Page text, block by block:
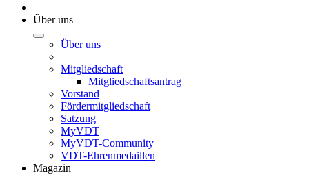
Über uns
Über uns
Mitgliedschaft
Mitgliedschaftsantrag
Vorstand
Fördermitgliedschaft
Satzung
MyVDT
MyVDT-Community
VDT-Ehrenmedaillen
Magazin